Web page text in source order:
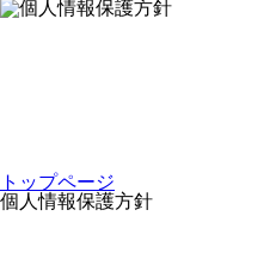
トップページ
個人情報保護方針